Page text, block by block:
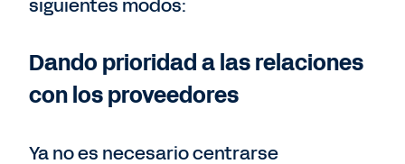
siguientes modos:
Dando prioridad a las relaciones
con los proveedores
Ya no es necesario centrarse